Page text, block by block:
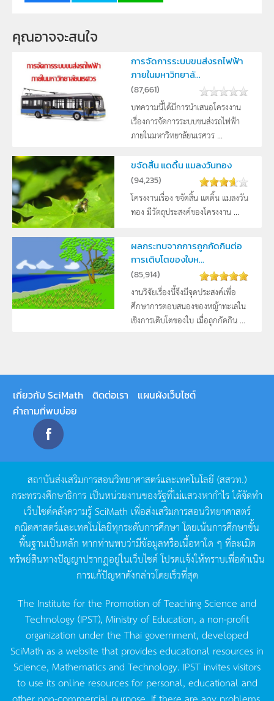
คุณอาจจะสนใจ
การจัดการระบบขนส่งรถไฟฟ้า
ภายในมหาวิทยาลั...
(87,661)
บทความนี้ได้มีการนำเสนอโครงงาน
เรื่องการจัดการระบบขนส่งรถไฟฟ้า
ภายในมหาวิทยาลัยนเรศวร ...
ขจัดสิ้น แดดิ้น แมลงวันทอง
(94,235)
โครงงานเรื่อง ขจัดสิ้น แดดิ้น แมลงวัน
ทอง มีวัตถุประสงค์ของโครงงาน ...
ผลกระทบจากการถูกกัดกินต่อ
การเติบโตของใบห...
(85,914)
งานวิจัยเรื่องนี้จึงมีจุดประสงค์เพื่อ
ศึกษาการตอบสนองของหญ้าทะเลใน
เชิงการเติบโตของใบ เมื่อถูกกัดกิน ...
เกี่ยวกับ SciMath ติดต่อเรา
แผนผังเว็บไซต์
คำถามที่พบบ่อย
สถาบันส่งเสริมการสอนวิทยาศาสตร์และเทคโนโลยี (สสวท.)
กระทรวงศึกษาธิการ เป็นหน่วยงานของรัฐที่ไม่แสวงหากำไรได้จัดทำ
เว็บไซต์คลังความรู้SciMath เพื่อส่งเสริมการสอนวิทยาศาสตร์
คณิตศาสตร์และเทคโนโลยีทุกระดับการศึกษา โดยเน้นการศึกษาขั้น
พื้นฐานเป็นหลัก หากท่านพบว่ามีข้อมูลหรือเนื้อหาใด ๆ ที่ละเมิด
ทรัพย์สินทางปัญญาปรากฏอยู่ในเว็บไซต์โปรดแจ้งให้ทราบเพื่อดำเนิน
การแก้ปัญหาดังกล่าวโดยเร็วที่สุด
The Institute for the Promotion of Teaching Science and
Technology (IPST), Ministry of Education, a non-profit
organization under the Thai government, developed
SciMath as a website that provides educational resources in
Science, Mathematics and Technology. IPST invites visitors
to use its online resources for personal, educational and